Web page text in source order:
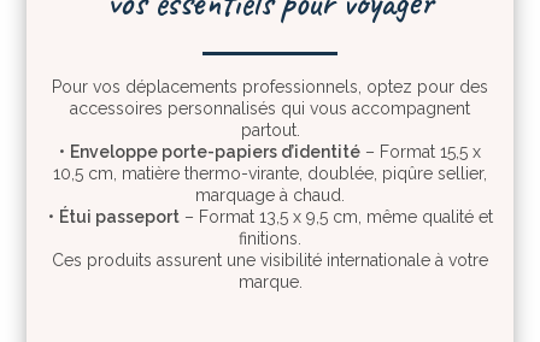
Pour vos déplacements professionnels, optez pour des
accessoires personnalisés qui vous accompagnent
partout.
• Enveloppe porte-papiers d’identité – Format 15,5 x
10,5 cm, matière thermo-virante, doublée, piqûre sellier,
marquage à chaud.
• Étui passeport– Format 13,5 x 9,5 cm, même qualité et
finitions.
Ces produits assurent une visibilité internationale à votre
marque.